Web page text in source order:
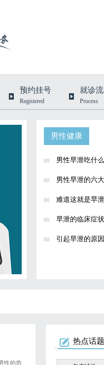
预约挂号
Registered
就诊
Process
男性健康
男性早泄吃什
男性早泄的六
难道这就是早
早泄的临床症
引起早泄的原
性的危
热点话题